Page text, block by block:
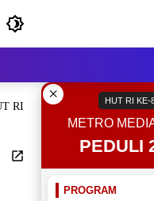
× HUT RI KE-
METRO
PEDULI
PROGRAM